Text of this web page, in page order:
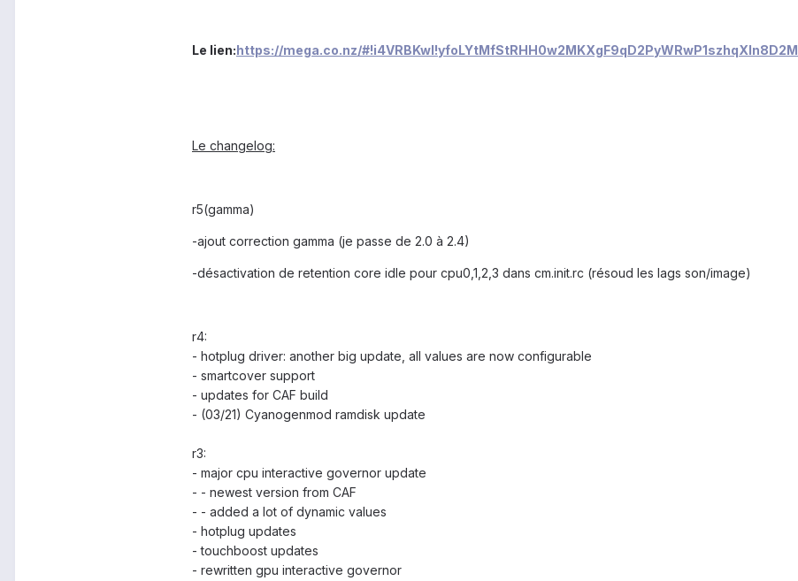
Le lien:https://mega.co.nz/#!i4VRBKwI!yfoLYtMfStRHH0w2MKXgF9qD2PyWRwP1szhqXln8D2M
Le changelog:
r5(gamma)
-ajout correction gamma (je passe de 2.0 à 2.4)
-désactivation de retention core idle pour cpu0,1,2,3 dans cm.init.rc (résoud les lags son/image)
r4:
- hotplug driver: another big update, all values are now configurable
- smartcover support
- updates for CAF build
- (03/21) Cyanogenmod ramdisk update
r3:
- major cpu interactive governor update
- - newest version from CAF
- - added a lot of dynamic values
- hotplug updates
- touchboost updates
- rewritten gpu interactive governor